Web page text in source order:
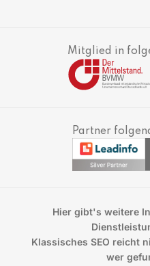
Mitglied in
Partner
Hier gibt's weitere
Klassisches SEO reicht
wer